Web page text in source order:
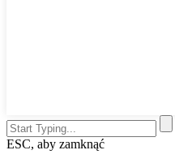
ESC, aby zamknąć